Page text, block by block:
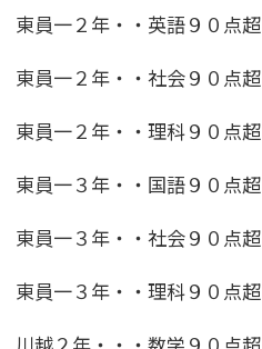
東員一２年・・英語９０点超
東員一２年・・社会９０点超
東員一２年・・理科９０点超
東員一３年・・国語９０点超
東員一３年・・社会９０点超
東員一３年・・理科９０点超